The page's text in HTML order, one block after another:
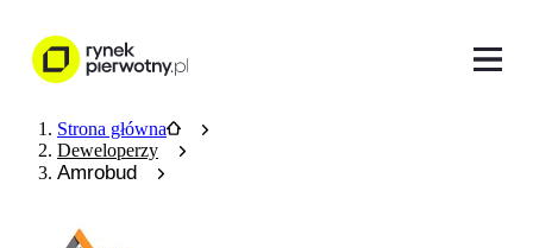
Strona główna
Deweloperzy
Amrobud